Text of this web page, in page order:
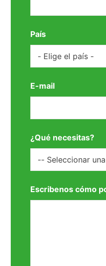
País
E-mail
¿Qué necesitas?
Escribenos cómo